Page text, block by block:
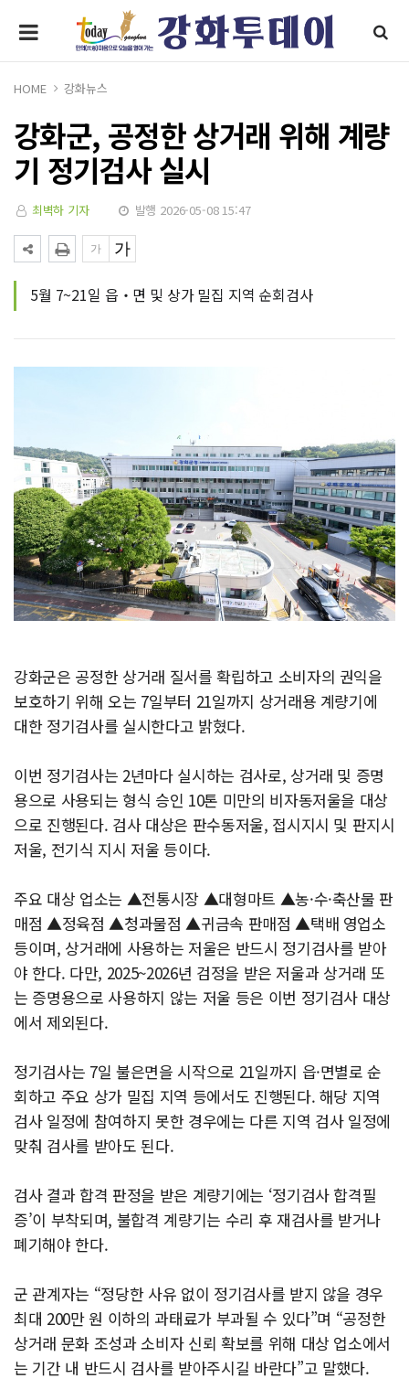
HOME 강화뉴스
강화군, 공정한 상거래 위해 계량
기 정기검사 실시
최벽하 기자 발행 2026-05-08 15:47
5월 7~21일 읍‧면 및 상가 밀집 지역 순회검사
강화군은 공정한 상거래 질서를 확립하고 소비자의 권익을
보호하기 위해 오는 7일부터 21일까지 상거래용 계량기에
대한 정기검사를 실시한다고 밝혔다.
이번 정기검사는 2년마다 실시하는 검사로, 상거래 및 증명
용으로 사용되는 형식 승인 10톤 미만의 비자동저울을 대상
으로 진행된다. 검사 대상은 판수동저울, 접시지시 및 판지시
저울, 전기식 지시 저울 등이다.
주요 대상 업소는 ▲전통시장 ▲대형마트 ▲농·수·축산물 판
매점 ▲정육점 ▲청과물점 ▲귀금속 판매점 ▲택배 영업소
등이며, 상거래에 사용하는 저울은 반드시 정기검사를 받아
야 한다. 다만, 2025~2026년 검정을 받은 저울과 상거래 또
는 증명용으로 사용하지 않는 저울 등은 이번 정기검사 대상
에서 제외된다.
정기검사는 7일 불은면을 시작으로 21일까지 읍·면별로 순
회하고 주요 상가 밀집 지역 등에서도 진행된다. 해당 지역
검사 일정에 참여하지 못한 경우에는 다른 지역 검사 일정에
맞춰 검사를 받아도 된다.
검사 결과 합격 판정을 받은 계량기에는 ‘정기검사 합격필
증’이 부착되며, 불합격 계량기는 수리 후 재검사를 받거나
폐기해야 한다.
군 관계자는 “정당한 사유 없이 정기검사를 받지 않을 경우
최대 200만 원 이하의 과태료가 부과될 수 있다”며 “공정한
상거래 문화 조성과 소비자 신뢰 확보를 위해 대상 업소에서
는 기간 내 반드시 검사를 받아주시길 바란다”고 말했다.